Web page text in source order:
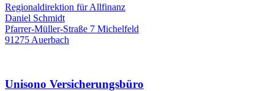
Regionaldirektion für Allfinanz
Daniel Schmidt
Pfarrer-Müller-Straße 7 Michelfeld
91275 Auerbach
Unisono Versicherungsbüro